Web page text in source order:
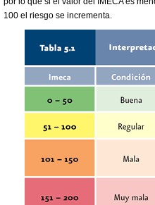
100 el riesgo se incrementa.